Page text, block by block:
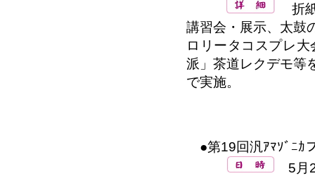
折紙
講習会・展示、太鼓
ロリータコスプレ
派」茶道レクデモ等
で実施。
●第19回汎ｱﾏｿﾞﾆｶ
5月